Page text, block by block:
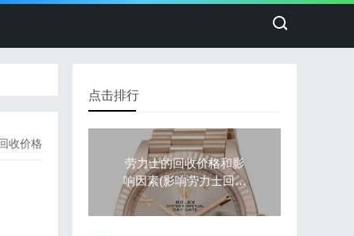
回收价格
点击排行
劳力士的回收价格和影
响因素(影响劳力士回收
价格的因素)